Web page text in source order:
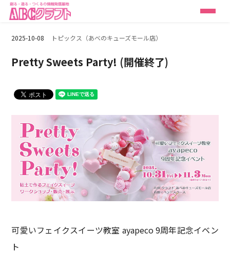
2025-10-08 トピックス（あべのキューズモール店）
Pretty Sweets Party! (開催終了)
可愛いフェイクスイーツ教室 ayapeco 9周年記念イベン
ト